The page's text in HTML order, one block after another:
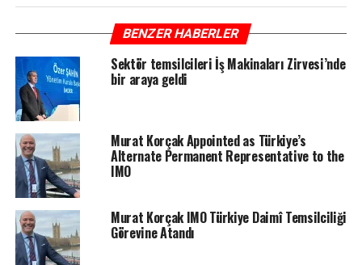
BENZER HABERLER
Sektör temsilcileri İş Makinaları Zirvesi’nde
bir araya geldi
Murat Korçak Appointed as Türkiye’s
Alternate Permanent Representative to the
IMO
Murat Korçak IMO Türkiye Daimî Temsilciliği
Görevine Atandı